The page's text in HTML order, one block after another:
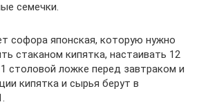
семечки.
софора японская, которую нужно
стаканом кипятка, настаивать 12
столовой ложке перед завтраком и
кипятка и сырья берут в